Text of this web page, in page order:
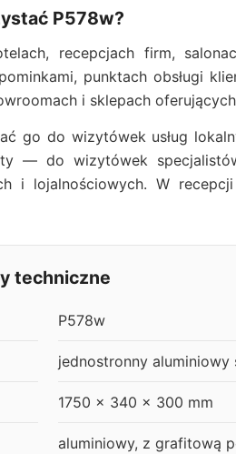
P578w?
recepcjach firm,
punktach obsługi
i sklepach
go do wizytówek usług
— do wizytówek
i lojalnościowych. W
techniczne
P578w
jednostronny
1750 x 340 x 300 mm
aluminiowy, z grafitową